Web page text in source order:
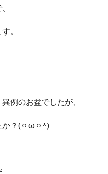
。
例のお盆でしたが、
か？(ㆁωㆁ*)